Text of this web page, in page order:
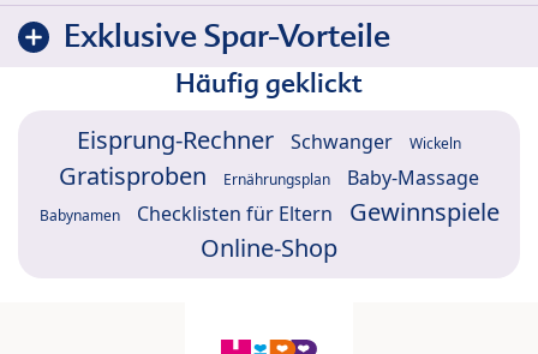
Exklusive Spar-Vorteile
Häufig geklickt
Eisprung-Rechner Schwanger Wickeln
Gratisproben Ernährungsplan Baby-Massage
Babynamen Checklisten für Eltern
Gewinnspiele
Online-Shop